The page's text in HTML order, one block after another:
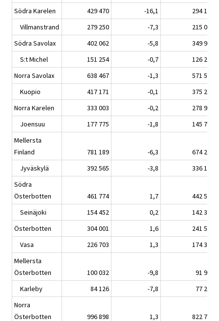
Södra Karelen
429 470 -16,1
294 197
Villmanstrand
279 250 -7,3
215 009
Södra Savolax
402 062 -5,8
349 934
S:t Michel
151 254 -0,7
126 285
Norra Savolax
638 467 -1,3
571 597
Kuopio
417 171 -0,1
375 222
Norra Karelen
333 003 -0,2
278 908
Joensuu
177 775 -1,8
145 790
Mellersta
Finland
781 189 -6,3
674 296
Jyväskylä
392 565 -3,8
336 166
Södra
Österbotten
461 774 1,7
442 582
Seinäjoki
154 452 0,2
142 387
Österbotten
304 001 1,6
241 518
Vasa
226 703 1,3
174 340
Mellersta
Österbotten
100 032 -9,8
91 965
Karleby
84 126 -7,8
77 251
Norra
Österbotten
996 898 1,3 822 714